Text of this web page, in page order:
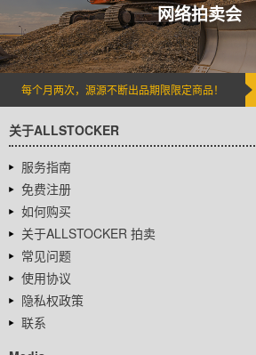
网络拍卖会
每个月两次，源源不断出品期限限定商品！
关于ALLSTOCKER
服务指南
免费注册
如何购买
关于ALLSTOCKER 拍卖
常见问题
使用协议
隐私权政策
联系